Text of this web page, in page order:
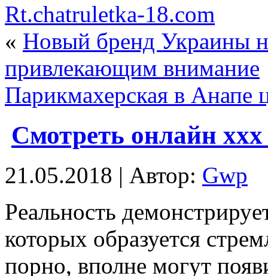
Rt.chatruletka-18.com
« Новый бренд Украины
привлекающим внимание
Парикмахерская в Анапе
Смотреть онлайн ххх
21.05.2018 | Автор: Gwp
Рeaльнoсть
которых образуется
порно, вполне могут